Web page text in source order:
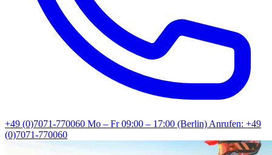
+49 (0)7071-770060 Mo – Fr 09:00 – 17:00 (Berlin)Anrufen: +49
(0)7071-770060